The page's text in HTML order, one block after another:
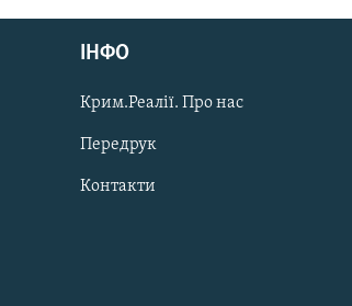
ІНФО
Крим.Реалії. Про нас
Передрук
Контакти